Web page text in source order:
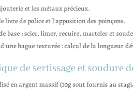
et les métaux précieux.
livre de police et l’apposition des poinçons.
base : scier, limer, recuire, marteler et
bague texturée : calcul de la longueur
de sertissage et soudure
en argent massif (10g sont fournis au